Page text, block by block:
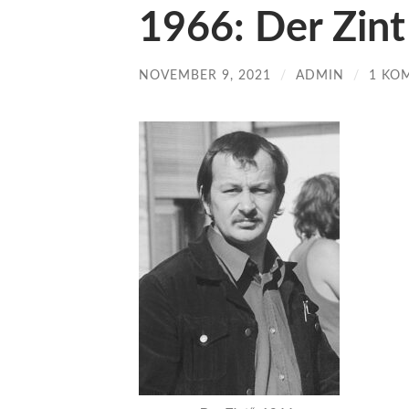
1966: Der Zint
NOVEMBER 9, 2021 / ADMIN / 1